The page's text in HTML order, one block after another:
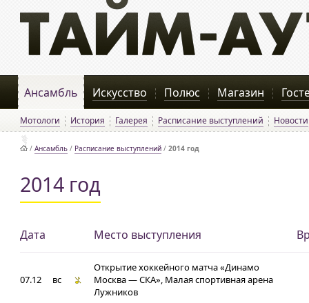
Ансамбль Искусство Полюс Магазин
Мотологи История Галерея Расписание выступлений Новости
/ Ансамбль / Расписание выступлений / 2014 год
2014 год
Дата Место выступления
07.12 вс
Открытие хоккейного матча «Динамо
Москва — СКА», Малая спортивная арена
Лужников